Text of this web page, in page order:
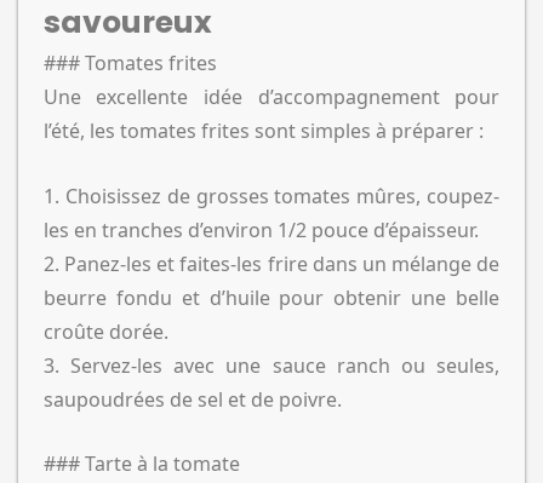
savoureux
### Tomates frites
Une excellente idée d’accompagnement pour
l’été, les tomates frites sont simples à préparer :
1. Choisissez de grosses tomates mûres, coupez-
les en tranches d’environ 1/2 pouce d’épaisseur.
2. Panez-les et faites-les frire dans un mélange de
beurre fondu et d’huile pour obtenir une belle
croûte dorée.
3. Servez-les avec une sauce ranch ou seules,
saupoudrées de sel et de poivre.
### Tarte à la tomate